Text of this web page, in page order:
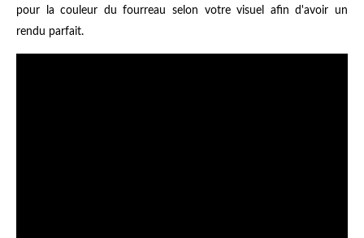
pour la couleur du fourreau selon votre visuel afin d'avoir un
rendu parfait.